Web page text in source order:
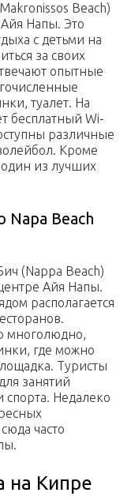
Beach)
Айя Напы. Это
с детьми на
за своих
опытные
туалет. На
бесплатный Wi-
различные
Кроме
из лучших
Napa Beach
(Nappa Beach)
Айя Напы.
располагается
многолюдно,
где можно
Туристы
занятий
Недалеко
часто
на Кипре